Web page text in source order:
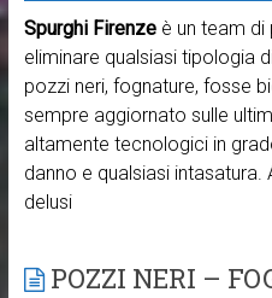
Spurghi Firenzeè un team di
eliminare qualsiasi tipologia
pozzi neri, fognature, fosse
sempre aggiornato sulle
altamente tecnologici in
danno e qualsiasi
delusi
POZZI NERI –